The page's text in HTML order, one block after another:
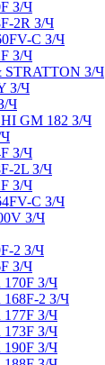
З/Ч
2R З/Ч
C З/Ч
З/Ч
З/Ч
З/Ч
Ч
GM 182 З/Ч
З/Ч
2L З/Ч
З/Ч
C З/Ч
З/Ч
2 З/Ч
З/Ч
З/Ч
2 З/Ч
З/Ч
З/Ч
З/Ч